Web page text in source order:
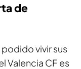
de
podido vivir sus
Valencia CF es